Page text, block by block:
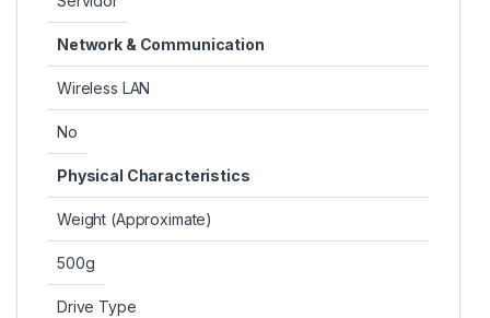
Network & Communication
Wireless LAN
No
Physical Characteristics
Weight (Approximate)
500g
Drive Type